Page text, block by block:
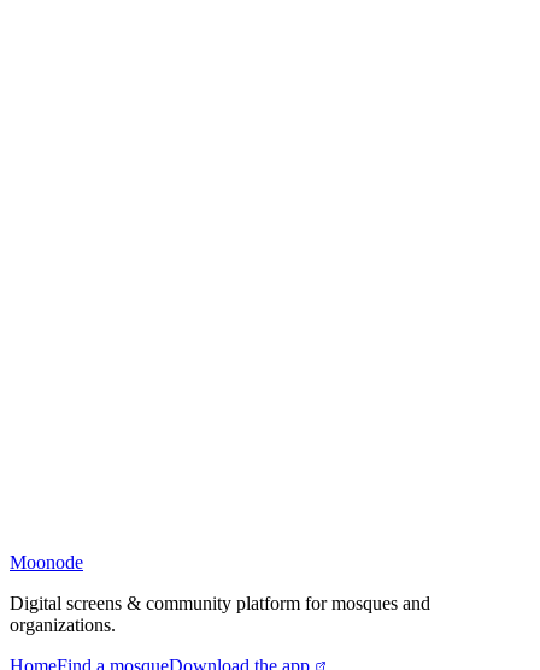
Moonode
Digital screens & community platform for mosques and
organizations.
HomeFind a mosqueDownload the app